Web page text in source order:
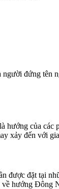
đứng
của
đến với
đặt tại
hướng Đông